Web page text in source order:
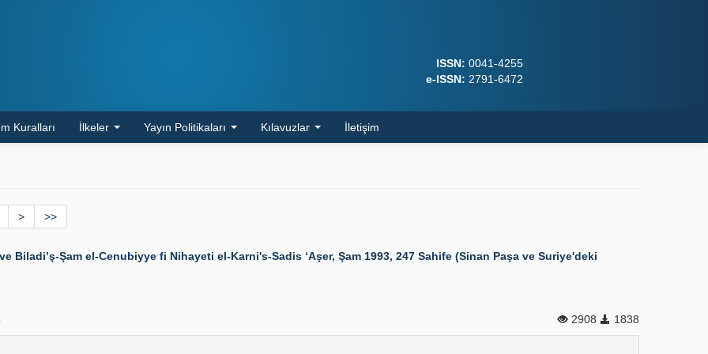
ISSN: 0041-4255
e-ISSN: 2791-6472
Kuralları İlkeler Yayın Politikaları Kılavuzlar İletişim
> >>
Biladi’ş-Şam el-Cenubiyye fi Nihayeti el-Karni's-Sadis ‘Aşer, Şam 1993, 247 Sahife (Sinan Paşa ve Suriye'deki
2908 1838